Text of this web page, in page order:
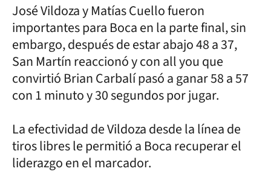
José Vildoza y Matías Cuello fueron
importantes para Boca en la parte final, sin
embargo, después de estar abajo 48 a 37,
San Martín reaccionó y con all you que
convirtió Brian Carbalí pasó a ganar 58 a 57
con 1 minuto y 30 segundos por jugar.
La efectividad de Vildoza desde la línea de
tiros libres le permitió a Boca recuperar el
liderazgo en el marcador.